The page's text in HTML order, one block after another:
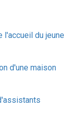
l'accueil du jeune
d'une maison